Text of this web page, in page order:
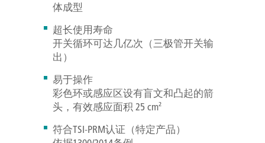
体成型
超长使用寿命
开关循环可达几亿次（三极管开关输
出）
易于操作
彩色环或感应区设有盲文和凸起的箭
头，有效感应面积 25 cm²
符合TSI-PRM认证（特定产品）